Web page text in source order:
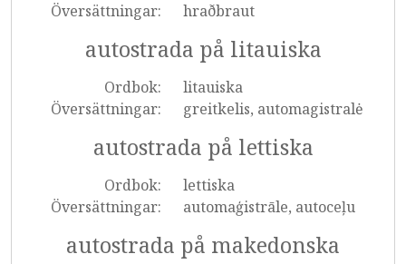
Översättningar:
hraðbraut
autostrada på litauiska
Ordbok:
litauiska
Översättningar:
greitkelis, automagistralė
autostrada på lettiska
Ordbok:
lettiska
Översättningar:
automaģistrāle, autoceļu
autostrada på makedonska